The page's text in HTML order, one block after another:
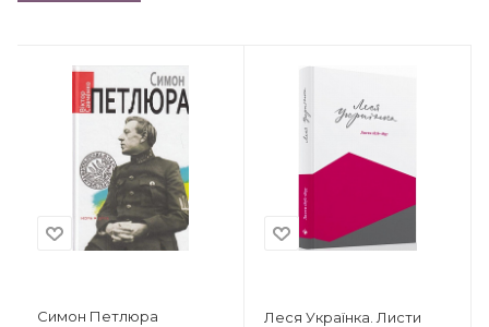
Симон Петлюра
Леся Українка. Листи